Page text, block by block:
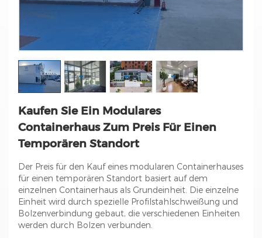
Kaufen Sie Ein Modulares
Containerhaus Zum Preis Für Einen
Temporären Standort
Der Preis für den Kauf eines modularen Containerhauses
für einen temporären Standort basiert auf dem
einzelnen Containerhaus als Grundeinheit. Die einzelne
Einheit wird durch spezielle Profilstahlschweißung und
Bolzenverbindung gebaut, die verschiedenen Einheiten
werden durch Bolzen verbunden.